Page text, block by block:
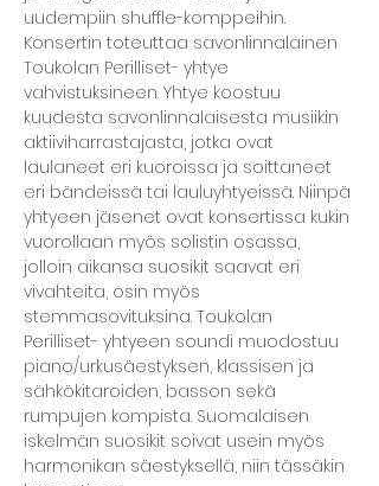
uudempiin shuffle-komppeihin.
Konsertin toteuttaa savonlinnalainen
Toukolan Perilliset- yhtye
vahvistuksineen. Yhtye koostuu
kuudesta savonlinnalaisesta musiikin
aktiiviharrastajasta, jotka ovat
laulaneet eri kuoroissa ja soittaneet
eri bändeissä tai lauluyhtyeissä. Niinpä
yhtyeen jäsenet ovat konsertissa kukin
vuorollaan myös solistin osassa,
jolloin aikansa suosikit saavat eri
vivahteita, osin myös
stemmasovituksina. Toukolan
Perilliset- yhtyeen soundi muodostuu
piano/urkusäestyksen, klassisen ja
sähkökitaroiden, basson sekä
rumpujen kompista. Suomalaisen
iskelmän suosikit soivat usein myös
harmonikan säestyksellä, niin tässäkin